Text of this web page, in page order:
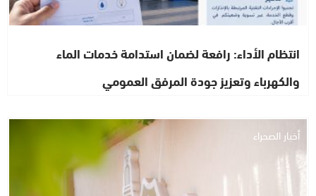
انتظام الأداء: رافعة لضمان استدامة خدمات الماء
والكهرباء وتعزيز جودة المرفق العمومي
أخبار الصحراء